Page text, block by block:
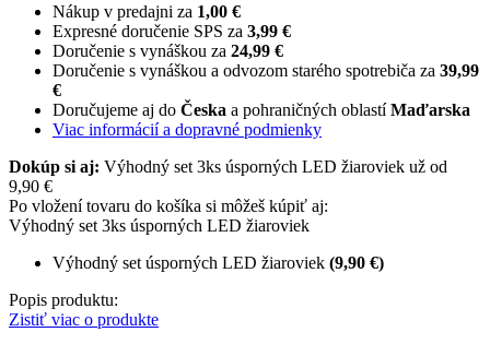
Nákup v predajni za 1,00 €
Expresné doručenie SPS za 3,99 €
Doručenie s vynáškou za 24,99 €
Doručenie s vynáškou a odvozom starého spotrebiča za 39,99
€
Doručujeme aj do Česka a pohraničných oblastíMaďarska
Viac informácií a dopravné podmienky
Dokúp si aj: Výhodný set 3ks úsporných LED žiaroviek už od
9,90 €
Po vložení tovaru do košíka si môžeš kúpiť aj:
Výhodný set 3ks úsporných LED žiaroviek
Výhodný set úsporných LED žiaroviek (9,90 €)
Popis produktu:
Zistiť viac o produkte